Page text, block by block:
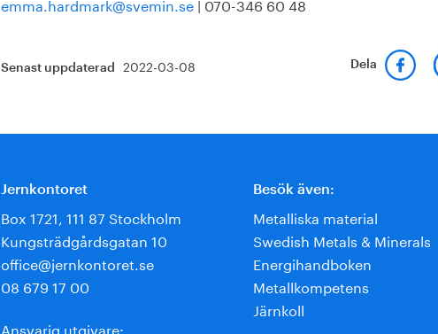
Senast uppdaterad 2022-03-08 Dela
Jernkontoret
Box 1721, 111 87 Stockholm
Kungsträdgårdsgatan 10
office@jernkontoret.se
08 679 17 00
Ansvarig utgivare:
Besök även:
Metalliska material
Swedish Metals & Minerals
Energihandboken
Metallkompetens
Järnkoll